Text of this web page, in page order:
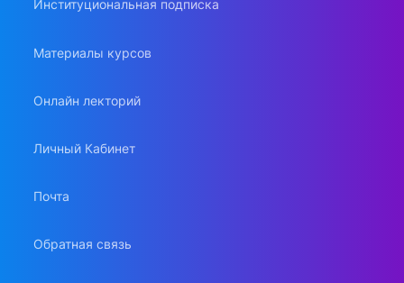
Институциональная подписка
Материалы курсов
Онлайн лекторий
Личный Кабинет
Почта
Обратная связь